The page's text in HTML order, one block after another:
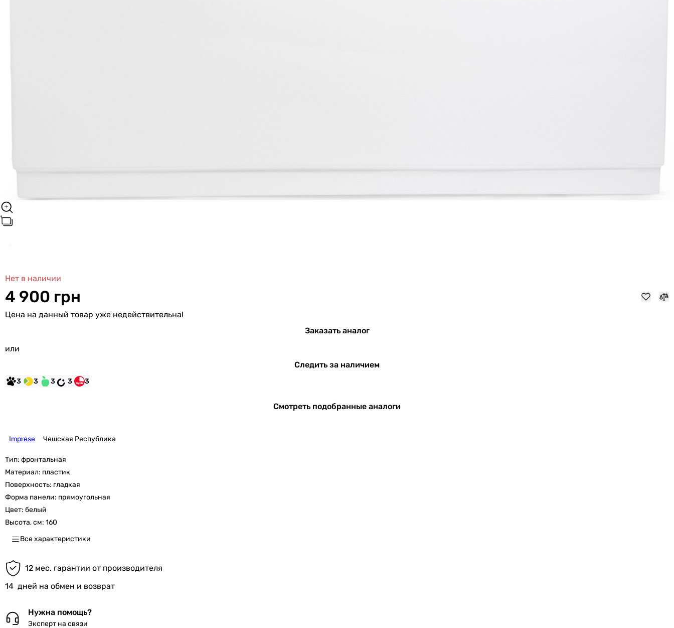
Нет в наличии
4 900 грн
Цена на данный товар уже недействительна!
Заказать аналог
или
Следить за наличием
3 3 3 3 3
Смотреть подобранные аналоги
Imprese Чешская Республика
Тип: фронтальная
Материал: пластик
Поверхность: гладкая
Форма панели: прямоугольная
Цвет: белый
Высота, см: 160
Все характеристики
12 мес. гарантии от производителя
14 дней на обмен и возврат
Нужна помощь?
Эксперт на связи